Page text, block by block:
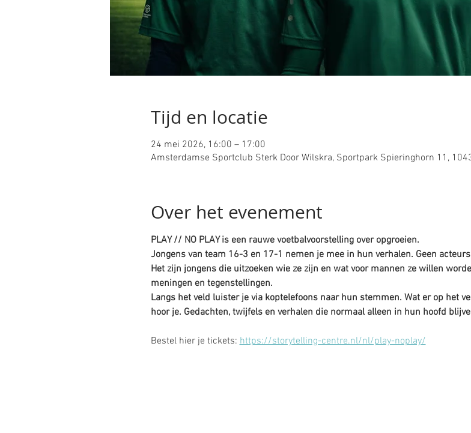
Tijd en locatie
24 mei 2026, 16:00 – 17:00
Amsterdamse Sportclub Sterk Door Wilskra, Sportpark Spieringhorn 11,
Over het evenement
PLAY // NO PLAY is een rauwe voetbalvoorstelling over opgroeien.
Jongens van team 16-3 en 17-1 nemen je mee in hun verhalen. Geen
Het zijn jongens die uitzoeken wie ze zijn en wat voor mannen ze willen
meningen en tegenstellingen.
Langs het veld luister je via koptelefoons naar hun stemmen. Wat er op het
hoor je. Gedachten, twijfels en verhalen die normaal alleen in hun hoofd
Bestel hier je tickets: https://storytelling-centre.nl/nl/play-noplay/